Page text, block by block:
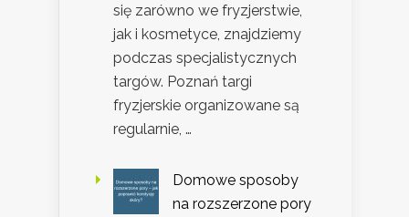
się zarówno we fryzjerstwie,
jak i kosmetyce, znajdziemy
podczas specjalistycznych
targów. Poznań targi
fryzjerskie organizowane są
regularnie, …
Domowe sposoby
na rozszerzone pory